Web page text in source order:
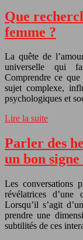
Que
femme ?
La quête de
universelle qui
Comprendre ce
sujet complexe,
psychologiques et
Lire la suite
Parler des
un bon signe
Les conversations
révélatrices d’une
Lorsqu’il s’agit
prendre une
subtilités de ces